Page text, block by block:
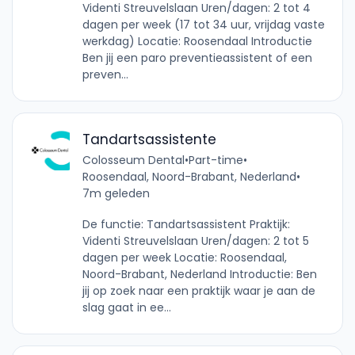
Videnti Streuvelslaan Uren/dagen: 2 tot 4
dagen per week (17 tot 34 uur, vrijdag vaste
werkdag) Locatie: Roosendaal Introductie
Ben jij een paro preventieassistent of een
preven...
Tandartsassistente
Colosseum Dental•Part-time•
Roosendaal, Noord-Brabant, Nederland•
7m geleden
De functie: Tandartsassistent Praktijk:
Videnti Streuvelslaan Uren/dagen: 2 tot 5
dagen per week Locatie: Roosendaal,
Noord-Brabant, Nederland Introductie: Ben
jij op zoek naar een praktijk waar je aan de
slag gaat in ee...